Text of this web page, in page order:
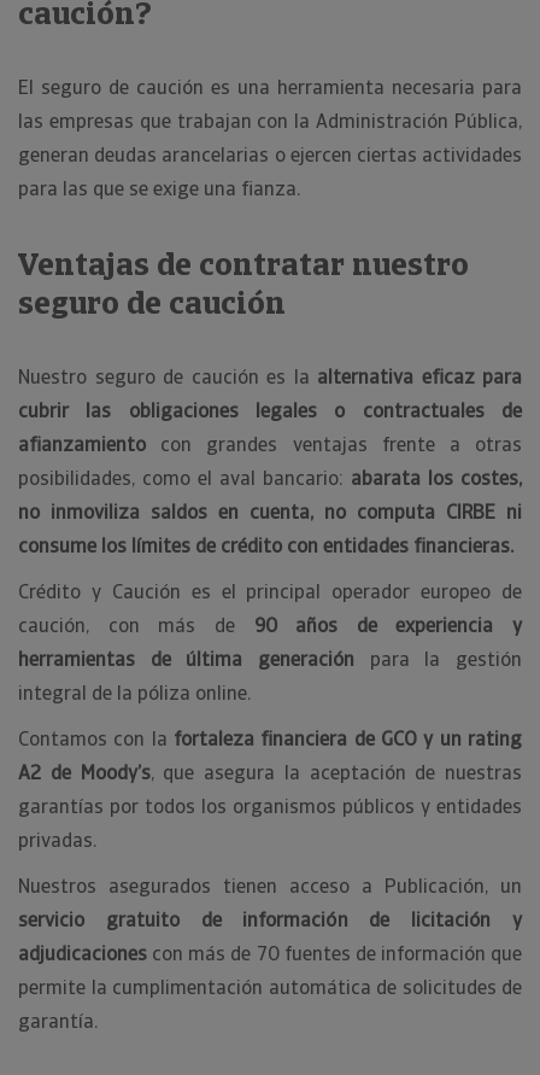
caución?
El seguro de caución es una herramienta necesaria para
las empresas que trabajan con la Administración Pública,
generan deudas arancelarias o ejercen ciertas actividades
para las que se exige una fianza.
Ventajas de contratar nuestro
seguro de caución
Nuestro seguro de caución es la alternativa eficaz para
cubrir las obligaciones legales o contractuales de
afianzamiento con grandes ventajas frente a otras
posibilidades, como el aval bancario: abarata los costes,
no inmoviliza saldos en cuenta, no computa CIRBE ni
consume los límites de crédito con entidades financieras.
Crédito y Caución es el principal operador europeo de
caución, con más de 90 años de experiencia y
herramientas de última generación para la gestión
integral de la póliza online.
Contamos con la fortaleza financiera de GCO y un rating
A2 de Moody’s, que asegura la aceptación de nuestras
garantías por todos los organismos públicos y entidades
privadas.
Nuestros asegurados tienen acceso a Publicación, un
servicio gratuito de información de licitación y
adjudicaciones con más de 70 fuentes de información que
permite la cumplimentación automática de solicitudes de
garantía.